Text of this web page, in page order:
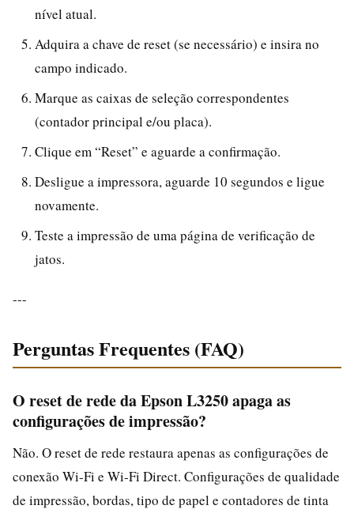
nível atual.
Adquira a chave de reset (se necessário) e insira no
campo indicado.
Marque as caixas de seleção correspondentes
(contador principal e/ou placa).
Clique em “Reset” e aguarde a confirmação.
Desligue a impressora, aguarde 10 segundos e ligue
novamente.
Teste a impressão de uma página de verificação de
jatos.
---
Perguntas Frequentes (FAQ)
O reset de rede da Epson L3250 apaga as
configurações de impressão?
Não. O reset de rede restaura apenas as configurações de
conexão Wi‑Fi e Wi‑Fi Direct. Configurações de qualidade
de impressão, bordas, tipo de papel e contadores de tinta